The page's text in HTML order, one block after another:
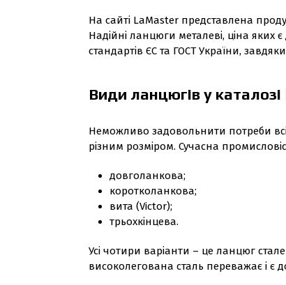
На сайті LaMaster представлена
Надійні ланцюги металеві, ціна яких
стандартів ЄС та ГОСТ України,
Види ланцюгів у
Неможливо задовольнити потреби
різним розміром. Сучасна
довголанкова;
коротколанкова;
вита (Victor);
трьохкінцева.
Усі чотири варіанти – це ланцюг
високолегована сталь переважає і є